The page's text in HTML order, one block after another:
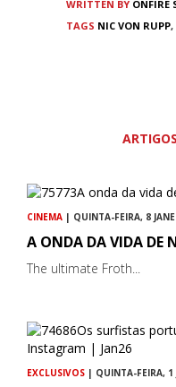
WRITTEN BY ONFIRE
TAGS NIC VON RUPP,
CINEMA | QUINTA-FEIRA, 8
A ONDA DA VIDA DE
The ultimate Froth...
EXCLUSIVOS | QUINTA-FEIRA, 1